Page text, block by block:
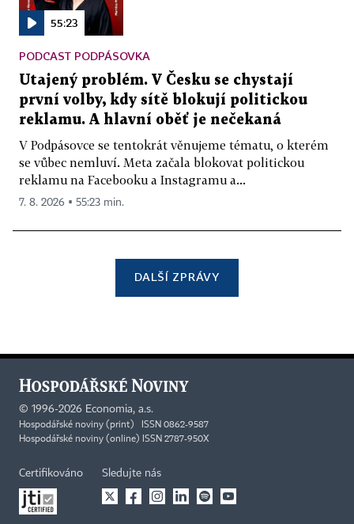
55:23
PODCAST PODPÁSOVKA
Utajený problém. V Česku se chystají
první volby, kdy sítě blokují politickou
reklamu. A hlavní oběť je nečekaná
V Podpásovce se tentokrát věnujeme tématu, o kterém
se vůbec nemluví. Meta začala blokovat politickou
reklamu na Facebooku a Instagramu a...
7. 8. 2026 ▪ 55:23 min.
DALŠÍ ZPRÁVY
© 1996-2026 Economia, a.s.
Hospodářské noviny (print) ISSN 0862-9587
Hospodářské noviny (online) ISSN 2787-950X
Certifikováno Sledujte nás